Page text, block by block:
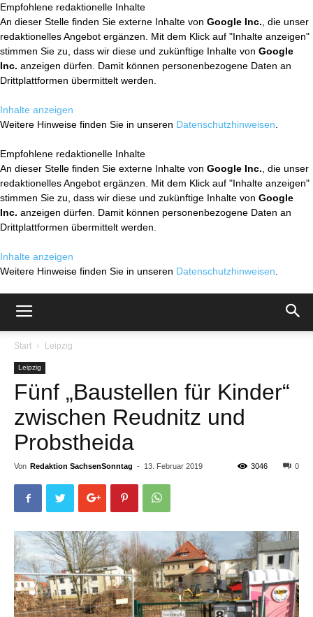
Empfohlene redaktionelle Inhalte
An dieser Stelle finden Sie externe Inhalte von Google Inc. , die unser
redaktionelles Angebot ergänzen. Mit dem Klick auf "Inhalte anzeigen"
stimmen Sie zu, dass wir diese und zukünftige Inhalte von Google
Inc. anzeigen dürfen. Damit können personenbezogene Daten an
Drittplattformen übermittelt werden.
Inhalte anzeigen
Weitere Hinweise finden Sie in unseren Datenschutzhinweisen
Empfohlene redaktionelle Inhalte
An dieser Stelle finden Sie externe Inhalte von Google Inc. , die unser
redaktionelles Angebot ergänzen. Mit dem Klick auf "Inhalte anzeigen"
stimmen Sie zu, dass wir diese und zukünftige Inhalte von Google
Inc. anzeigen dürfen. Damit können personenbezogene Daten an
Drittplattformen übermittelt werden.
Inhalte anzeigen
Weitere Hinweise finden Sie in unseren Datenschutzhinweisen
Start Leipzig
Leipzig
Fünf „Baustellen für Kinder“
zwischen Reudnitz und
Probstheida
Von Redaktion SachsenSonntag - 13. Februar 2019 0
3046